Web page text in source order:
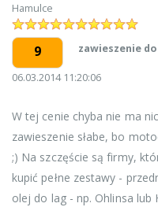
Hamulce
9 zawieszenie
06.03.2014 11:20:06
W tej cenie chyba nie ma
zawieszenie słabe, bo
;) Na szczęście są firmy,
kupić pełne zestawy -
olej do lag - np. Ohlinsa lub